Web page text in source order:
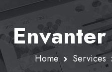
Home Services